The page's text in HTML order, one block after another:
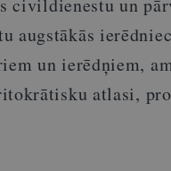
augstākās
un ierēdņiem,
atlasi,